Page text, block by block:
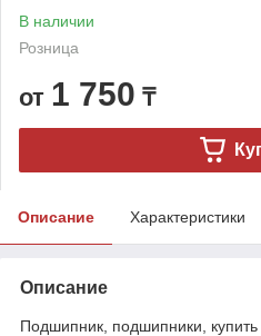
В наличии
Розница
от 1 750 ₸
Описание Характеристики
Описание
Подшипник, подшипники,